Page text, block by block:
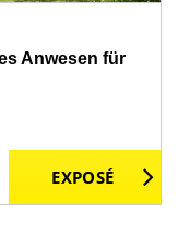
Anwesen für